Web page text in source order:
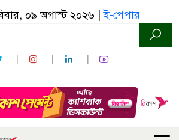
০৯ অগাস্ট ২০২৬ |ই-পেপার